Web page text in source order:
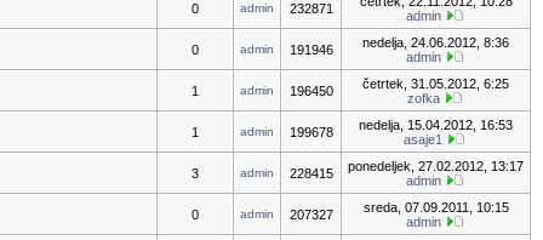
0 admin 232871
admin
0 admin 191946
nedelja, 24.06.2012, 8:36
admin
1 admin 196450
četrtek, 31.05.2012, 6:25
zofka
1 admin 199678
nedelja, 15.04.2012, 16:53
asaje1
3 admin 228415
ponedeljek, 27.02.2012, 13:17
admin
0 admin 207327
sreda, 07.09.2011, 10:15
admin